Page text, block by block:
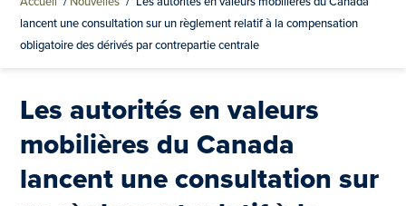
lancent une consultation sur un règlement relatif à la compensation
obligatoire des dérivés par contrepartie centrale
Les autorités en valeurs
mobilières du Canada
lancent une consultation sur